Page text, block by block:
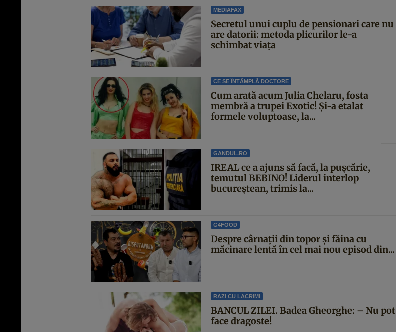
MEDIAFAX
Secretul unui cuplu de pensionari care nu
are datorii: metoda plicurilor le-a
schimbat viața
CE SE ÎNTÂMPLĂ DOCTORE
Cum arată acum Julia Chelaru, fosta
membră a trupei Exotic! Și-a etalat
formele voluptoase, la...
GANDUL.RO
IREAL ce a ajuns să facă, la pușcărie,
temutul BEBINO! Liderul interlop
bucureștean, trimis la...
G4FOOD
Despre cârnații din topor și făina cu
măcinare lentă în cel mai nou episod din...
RAZI CU LACRIMI
BANCUL ZILEI. Badea Gheorghe: – Nu pot
face dragoste!